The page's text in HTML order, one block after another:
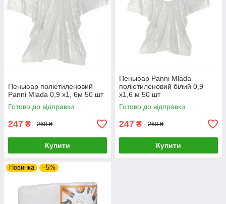
Пеньюар поліетиленовий
Panni Mlada 0,9 х1, 6м 50 шт
Готово до відправки
247 ₴ 260 ₴
Купити
Пеньюар Panni Mlada
поліетиленовий білий 0,9
х1,6 м 50 шт
Готово до відправки
247 ₴ 260 ₴
Купити
Новинка –5%